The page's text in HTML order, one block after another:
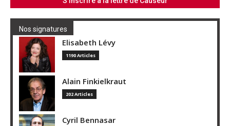
Nos signatures
Elisabeth Lévy
1190 Articles
Alain Finkielkraut
202 Articles
Cyril Bennasar